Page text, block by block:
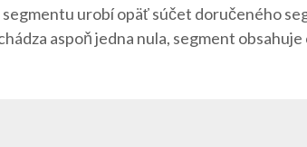
urobí opäť súčet doručeného
aspoň jedna nula, segment